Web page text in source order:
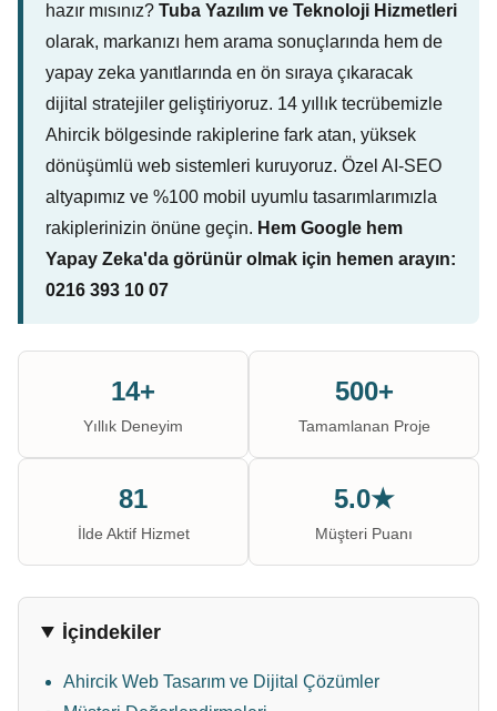
hazır mısınız? Tuba Yazılım ve Teknoloji Hizmetleri
olarak, markanızı hem arama sonuçlarında hem de
yapay zeka yanıtlarında en ön sıraya çıkaracak
dijital stratejiler geliştiriyoruz. 14 yıllık tecrübemizle
Ahircik bölgesinde rakiplerine fark atan, yüksek
dönüşümlü web sistemleri kuruyoruz. Özel AI-SEO
altyapımız ve %100 mobil uyumlu tasarımlarımızla
rakiplerinizin önüne geçin. Hem Google hem
Yapay Zeka'da görünür olmak için hemen arayın:
0216 393 10 07
14+
Yıllık Deneyim
500+
Tamamlanan Proje
81
İlde Aktif Hizmet
5.0★
Müşteri Puanı
İçindekiler
Ahircik Web Tasarım ve Dijital Çözümler